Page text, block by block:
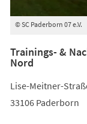
© SC Paderborn 07 e.V.
Trainings- &
Nord
Lise-Meitner-
33106 Paderborn